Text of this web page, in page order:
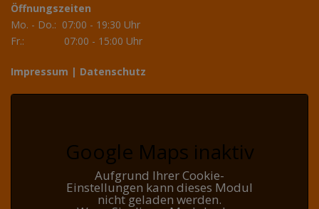
Öffnungszeiten
Mo. - Do.: 07:00 - 19:30 Uhr
Fr.: 07:00 - 15:00 Uhr
Impressum | Datenschutz
Google Maps inaktiv
Aufgrund Ihrer Cookie-
Einstellungen kann dieses Modul
nicht geladen werden.